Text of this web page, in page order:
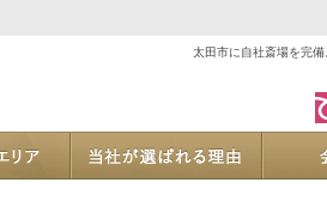
太田市に自社斎場を完